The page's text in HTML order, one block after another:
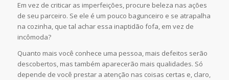
Em vez de criticar as imperfeições, procure beleza nas ações
de seu parceiro. Se ele é um pouco bagunceiro e se atrapalha
na cozinha, que tal achar essa inaptidão fofa, em vez de
incômoda?
Quanto mais você conhece uma pessoa, mais defeitos serão
descobertos, mas também aparecerão mais qualidades. Só
depende de você prestar a atenção nas coisas certas e, claro,